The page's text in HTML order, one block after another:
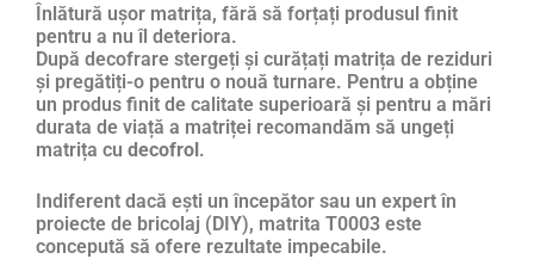
Înlătură ușor matrița, fără să forțați produsul finit
pentru a nu îl deteriora.
După decofrare stergeți și curățați matrița de reziduri
și pregătiți-o pentru o nouă turnare. Pentru a obține
un produs finit de calitate superioară și pentru a mări
durata de viață a matriței recomandăm să ungeți
matrița cu decofrol.
Indiferent dacă ești un începător sau un expert în
proiecte de bricolaj (DIY), matrita T0003 este
concepută să ofere rezultate impecabile.